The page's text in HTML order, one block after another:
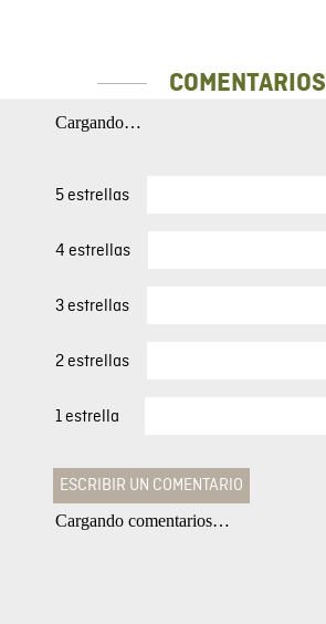
COMENTARIOS
Cargando…
5 estrellas
4 estrellas
3 estrellas
2 estrellas
1 estrella
ESCRIBIR UN COMENTARIO
Cargando comentarios…